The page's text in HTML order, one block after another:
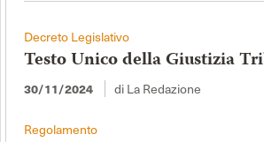
Decreto Legislativo
Testo Unico della Giustizia
30/11/2024 di La Redazione
Regolamento